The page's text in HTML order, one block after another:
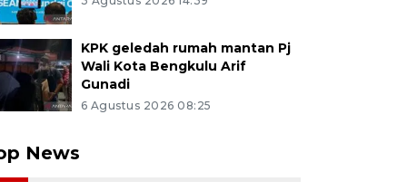
KPK geledah rumah mantan Pj
Wali Kota Bengkulu Arif
Gunadi
6 Agustus 2026 08:25
News